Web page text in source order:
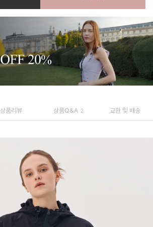
상품리뷰 상품Q&A 2 교환 및 배송